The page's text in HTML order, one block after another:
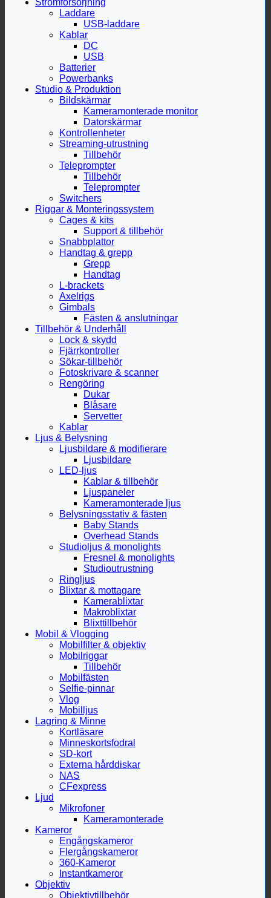
Laddare
USB-laddare
Kablar
DC
USB
Batterier
Powerbanks
Studio & Produktion
Bildskärmar
Kameramonterade monitor
Datorskärmar
Kontrollenheter
Streaming-utrustning
Tillbehör
Teleprompter
Tillbehör
Teleprompter
Switchers
Riggar & Monteringssystem
Cages & kits
Support & tillbehör
Snabbplattor
Handtag & grepp
Grepp
Handtag
L-brackets
Axelrigs
Gimbals
Fästen & anslutningar
Tillbehör & Underhåll
Lock & skydd
Fjärrkontroller
Sökar-tillbehör
Fotoskrivare & scanner
Rengöring
Dukar
Blåsare
Servetter
Kablar
Ljus & Belysning
Ljusbildare & modifierare
Ljusbildare
LED-ljus
Kablar & tillbehör
Ljuspaneler
Kameramonterade ljus
Belysningsstativ & fästen
Baby Stands
Overhead Stands
Studioljus & monolights
Fresnel & monolights
Studioutrustning
Ringljus
Blixtar & mottagare
Kamerablixtar
Makroblixtar
Blixttillbehör
Mobil & Vlogging
Mobilfilter & objektiv
Mobilriggar
Tillbehör
Mobilfästen
Selfie-pinnar
Vlog
Mobilljus
Lagring & Minne
Kortläsare
Minneskortsfodral
SD-kort
Externa hårddiskar
NAS
CFexpress
Ljud
Mikrofoner
Kameramonterade
Kameror
Engångskameror
Flergångskameror
360-Kameror
Instantkameror
Objektiv
Objektivtillbehör